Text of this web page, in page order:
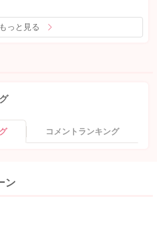
もっと見る
コメントランキング
ン